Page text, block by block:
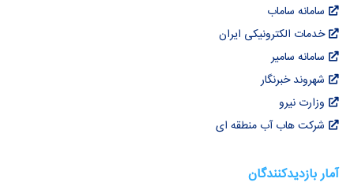
سامانه ساماب
خدمات الکترونیکی ایران
سامانه سامیر
شهروند خبرنگار
وزارت نیرو
شرکت هاب آب منطقه ای
آمار بازدیدکنندگان